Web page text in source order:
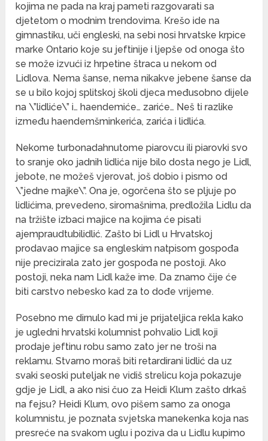
kojima ne pada na kraj pameti razgovarati sa
djetetom o modnim trendovima. Krešo ide na
gimnastiku, uči engleski, na sebi nosi hrvatske krpice
marke Ontario koje su jeftinije i ljepše od onoga što
se može izvući iz hrpetine štraca u nekom od
Lidlova. Nema šanse, nema nikakve jebene šanse da
se u bilo kojoj splitskoj školi djeca međusobno dijele
na \”lidliće\” i… haendemiće… zariće… Neš ti razlike
između haendemšminkerića, zarića i lidlića.
Nekome turbonadahnutome piarovcu ili piarovki svo
to sranje oko jadnih lidlića nije bilo dosta nego je Lidl,
jebote, ne možeš vjerovat, još dobio i pismo od
\”jedne majke\”. Ona je, ogorčena što se pljuje po
lidlićima, prevedeno, siromašnima, predložila Lidlu da
na tržište izbaci majice na kojima će pisati
ajempraudtubilidlić. Zašto bi Lidl u Hrvatskoj
prodavao majice sa engleskim natpisom gospođa
nije precizirala zato jer gospođa ne postoji. Ako
postoji, neka nam Lidl kaže ime. Da znamo čije će
biti carstvo nebesko kad za to dođe vrijeme.
Posebno me dirnulo kad mi je prijateljica rekla kako
je ugledni hrvatski kolumnist pohvalio Lidl koji
prodaje jeftinu robu samo zato jer ne troši na
reklamu. Stvarno moraš biti retardirani lidlić da uz
svaki seoski puteljak ne vidiš strelicu koja pokazuje
gdje je Lidl, a ako nisi čuo za Heidi Klum zašto drkaš
na fejsu? Heidi Klum, ovo pišem samo za onoga
kolumnistu, je poznata svjetska manekenka koja nas
presreće na svakom uglu i poziva da u Lidlu kupimo